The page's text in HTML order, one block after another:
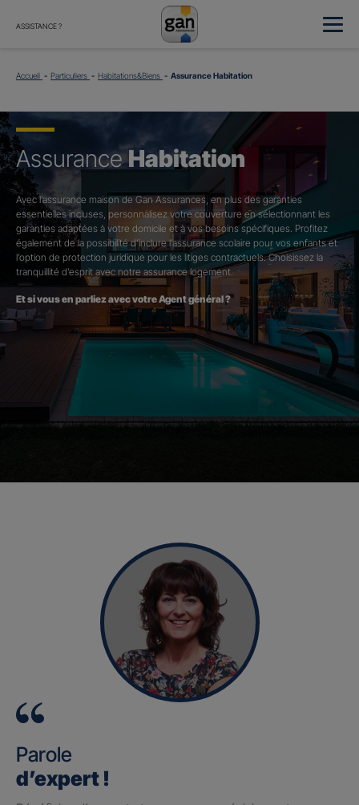
ASSISTANCE ?
Accueil Particuliers Habitations&Biens Assurance Habitation
AssuranceHabitation
Avec l’assurance maison de Gan Assurances, en plus des garanties
essentielles incluses, personnalisez votre couverture en sélectionnant les
garanties adaptées à votre domicile et à vos besoins spécifiques. Profitez
également de la possibilité d’inclure l’assurance scolaire pour vos enfants et
l’option de protection juridique pour les litiges contractuels. Choisissez la
tranquillité d’esprit avec notre assurance logement.
Et si vous en parliez avec votre Agent général ?
Parole
d’expert !